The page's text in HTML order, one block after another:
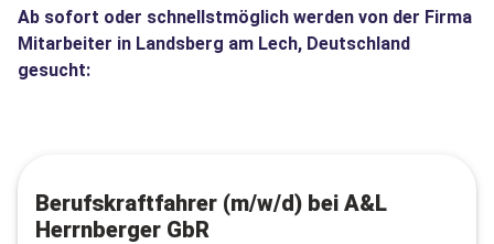
Ab sofort oder schnellstmöglich werden von der Firma
Mitarbeiter in Landsberg am Lech, Deutschland
gesucht:
Berufskraftfahrer (m/w/d) bei A&L
Herrnberger GbR